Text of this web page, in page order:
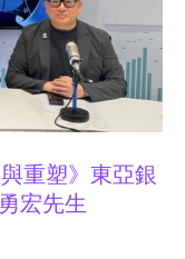
重塑》東亞銀
宏先生